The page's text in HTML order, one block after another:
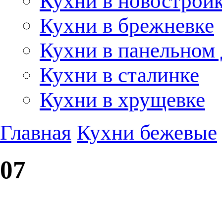
Кухни в брежневке
Кухни в панельном
Кухни в сталинке
Кухни в хрущевке
Главная Кухни бежевые
07